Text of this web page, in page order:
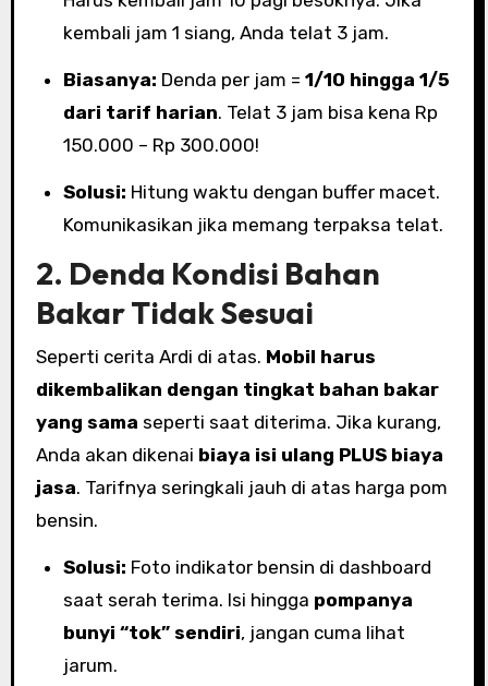
kembali jam 1 siang, Anda telat 3 jam.
Biasanya: Denda per jam =1/10 hingga 1/5
dari tarif harian. Telat 3 jam bisa kena Rp
150.000 – Rp 300.000!
Solusi: Hitung waktu dengan buffer macet.
Komunikasikan jika memang terpaksa telat.
2. Denda Kondisi Bahan
Bakar Tidak Sesuai
Seperti cerita Ardi di atas. Mobil harus
dikembalikan dengan tingkat bahan bakar
yang sama seperti saat diterima. Jika kurang,
Anda akan dikenai biaya isi ulang PLUS biaya
jasa. Tarifnya seringkali jauh di atas harga pom
bensin.
Solusi: Foto indikator bensin di dashboard
saat serah terima. Isi hingga pompanya
bunyi “tok” sendiri, jangan cuma lihat
jarum.